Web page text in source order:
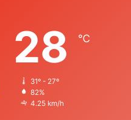
28 ℃
31º - 27º
82%
4.25 km/h